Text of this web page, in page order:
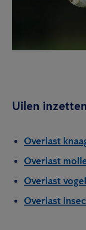
Uilen
Overlast
Overlast
Overlast
Overlast